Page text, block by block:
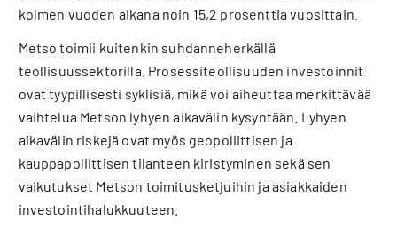
kolmen vuoden aikana noin 15,2 prosenttia vuosittain.
Metso toimii kuitenkin suhdanneherkällä
teollisuussektorilla. Prosessiteollisuuden investoinnit
ovat tyypillisesti syklisiä, mikä voi aiheuttaa merkittävää
vaihtelua Metson lyhyen aikavälin kysyntään. Lyhyen
aikavälin riskejä ovat myös geopoliittisen ja
kauppapoliittisen tilanteen kiristyminen sekä sen
vaikutukset Metson toimitusketjuihin ja asiakkaiden
investointihalukkuuteen.